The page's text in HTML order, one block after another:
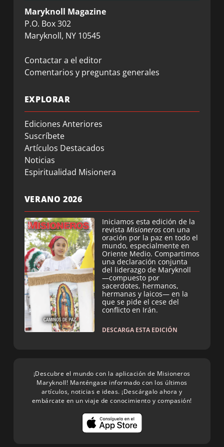
Maryknoll Magazine
P.O. Box 302
Maryknoll, NY 10545
Contactar a el editor
Comentarios y preguntas generales
EXPLORAR
Ediciones Anteriores
Suscríbete
Artículos Destacados
Noticias
Espiritualidad Misionera
VERANO 2026
Iniciamos esta edición de la
revista Misioneros con una
oración por la paz en todo el
mundo, especialmente en
Oriente Medio. Compartimos
una declaración conjunta
del liderazgo de Maryknoll
—compuesto por
sacerdotes, hermanos,
hermanas y laicos— en la
que se pide el cese del
conflicto en Irán.
DESCARGA ESTA EDICIÓN
¡Descubre el mundo con la aplicación de Misioneros
Maryknoll! Manténgase informado con los últimos
artículos, noticias e ideas. ¡Descárgalo ahora y
embárcate en un viaje de conocimiento y compasión!